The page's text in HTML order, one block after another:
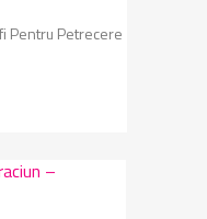
Pentru Petrecere